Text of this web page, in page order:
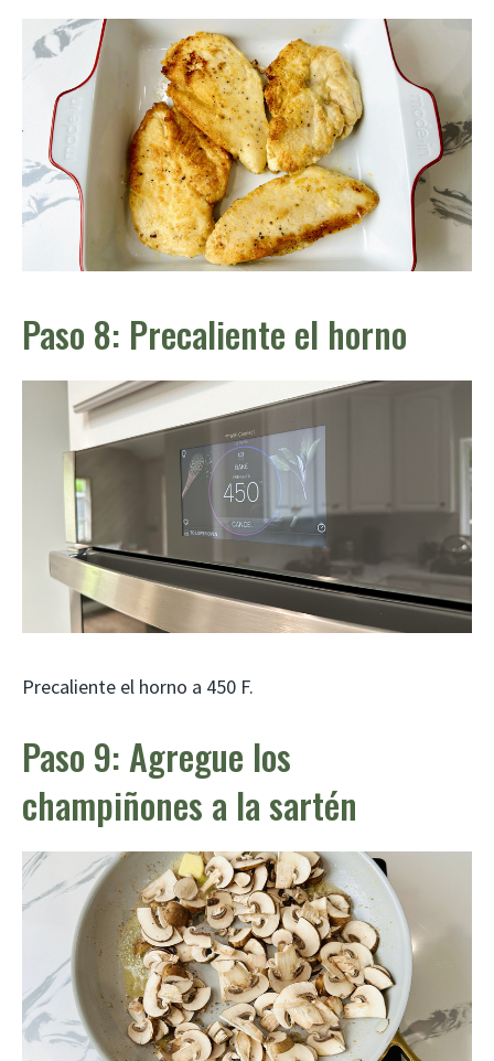
Paso 8: Precaliente el horno
Precaliente el horno a 450 F.
Paso 9: Agregue los
champiñones a la sartén